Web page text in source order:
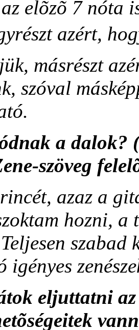
elõzõ 7 nóta
azért,
másrészt
szóval
a dalok?
szöveg
azaz a
hozni,
szabad
igényes
eljuttatni